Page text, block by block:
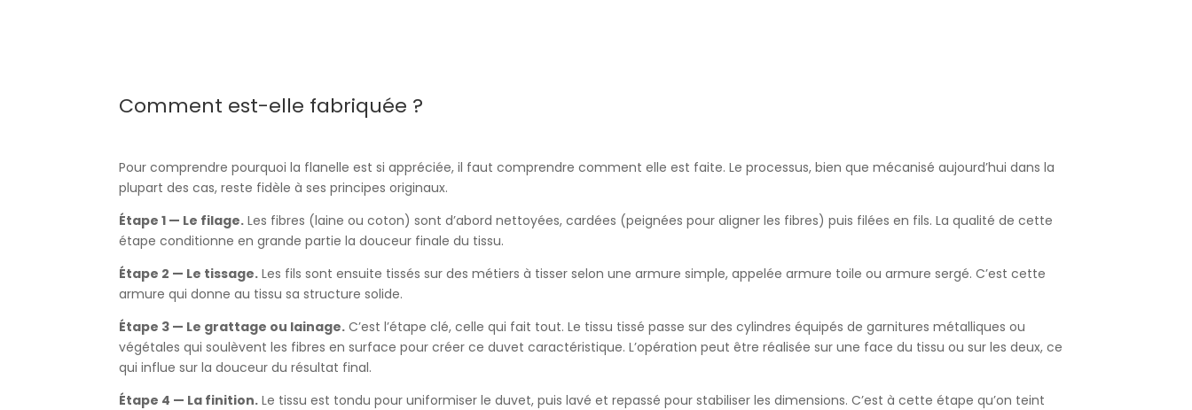
Comment est-elle fabriquée ?
Pour comprendre pourquoi la flanelle est si appréciée, il faut comprendre comment elle est faite. Le processus, bien que mécanisé aujourd’hui dans la
plupart des cas, reste fidèle à ses principes originaux.
Étape 1 — Le filage. Les fibres (laine ou coton) sont d’abord nettoyées, cardées (peignées pour aligner les fibres) puis filées en fils. La qualité de cette
étape conditionne en grande partie la douceur finale du tissu.
Étape 2 — Le tissage. Les fils sont ensuite tissés sur des métiers à tisser selon une armure simple, appelée armure toile ou armure sergé. C’est cette
armure qui donne au tissu sa structure solide.
Étape 3 — Le grattage ou lainage. C’est l’étape clé, celle qui fait tout. Le tissu tissé passe sur des cylindres équipés de garnitures métalliques ou
végétales qui soulèvent les fibres en surface pour créer ce duvet caractéristique. L’opération peut être réalisée sur une face du tissu ou sur les deux, ce
qui influe sur la douceur du résultat final.
Étape 4 — La finition. Le tissu est tondu pour uniformiser le duvet, puis lavé et repassé pour stabiliser les dimensions. C’est à cette étape qu’on teint